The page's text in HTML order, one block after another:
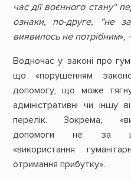
час дії воєнного стану“
ознаки, по-друге, “не
виявилось не потрібним»,
Водночас у законі про
що «порушенням
допомогу, що може
адміністративні чи іншу
перелік. Зокрема,
допомоги не за
«використання
отримання прибутку».